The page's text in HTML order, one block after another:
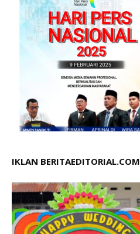
IKLAN BERITAEDITORIAL.COM